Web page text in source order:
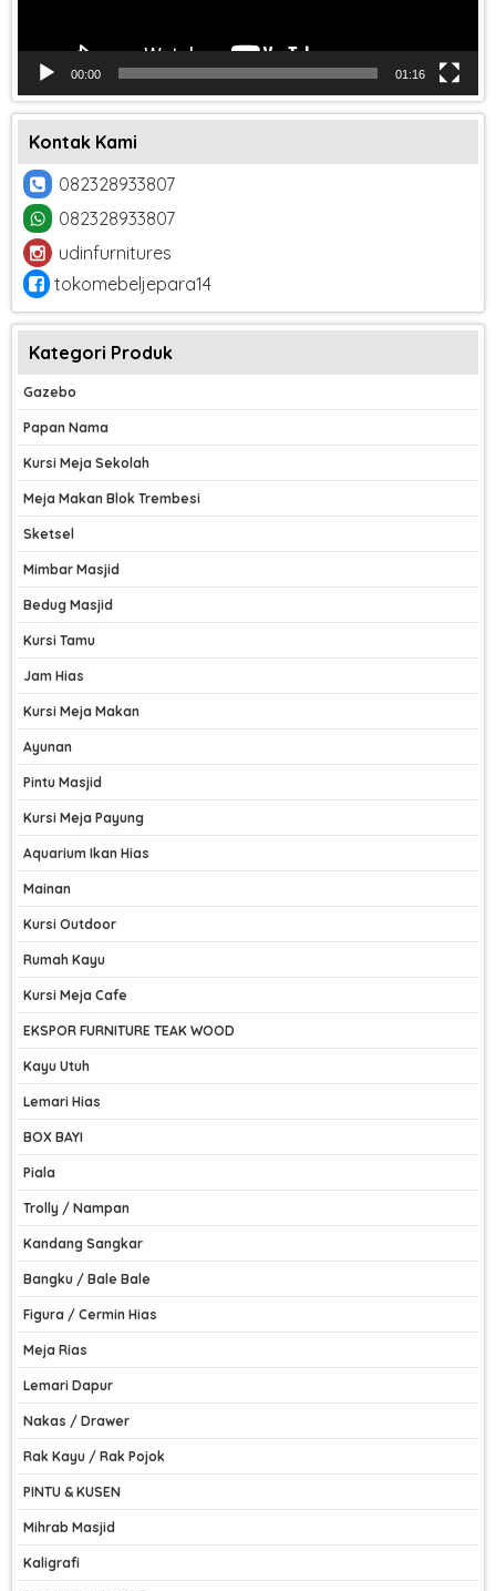
00:00 01:16
Kontak Kami
082328933807
082328933807
udinfurnitures
tokomebeljepara14
Kategori Produk
Gazebo
Papan Nama
Kursi Meja Sekolah
Meja Makan Blok Trembesi
Sketsel
Mimbar Masjid
Bedug Masjid
Kursi Tamu
Jam Hias
Kursi Meja Makan
Ayunan
Pintu Masjid
Kursi Meja Payung
Aquarium Ikan Hias
Mainan
Kursi Outdoor
Rumah Kayu
Kursi Meja Cafe
EKSPOR FURNITURE TEAK WOOD
Kayu Utuh
Lemari Hias
BOX BAYI
Piala
Trolly / Nampan
Kandang Sangkar
Bangku / Bale Bale
Figura / Cermin Hias
Meja Rias
Lemari Dapur
Nakas / Drawer
Rak Kayu / Rak Pojok
PINTU & KUSEN
Mihrab Masjid
Kaligrafi